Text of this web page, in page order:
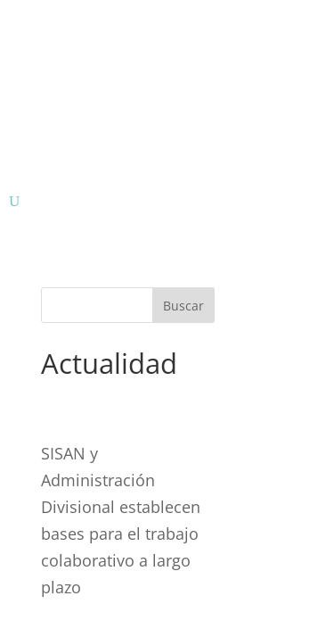
Actualidad
SISAN y
Administración
Divisional establecen
bases para el trabajo
colaborativo a largo
plazo